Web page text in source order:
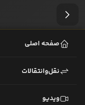
صفحه اصلی
نقل‌وانتقالات
ویدیو